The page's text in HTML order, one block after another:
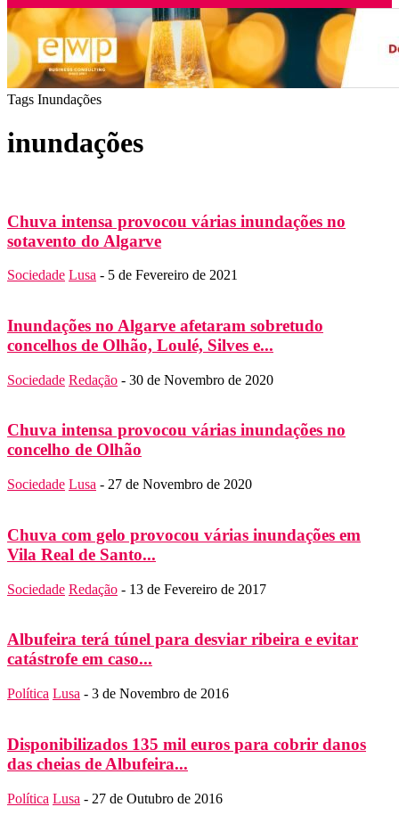
Tags Inundações
inundações
Chuva intensa provocou várias inundações no
sotavento do Algarve
Sociedade Lusa - 5 de Fevereiro de 2021
Inundações no Algarve afetaram sobretudo
concelhos de Olhão, Loulé, Silves e...
Sociedade Redação - 30 de Novembro de 2020
Chuva intensa provocou várias inundações no
concelho de Olhão
Sociedade Lusa - 27 de Novembro de 2020
Chuva com gelo provocou várias inundações em
Vila Real de Santo...
Sociedade Redação - 13 de Fevereiro de 2017
Albufeira terá túnel para desviar ribeira e evitar
catástrofe em caso...
Política Lusa - 3 de Novembro de 2016
Disponibilizados 135 mil euros para cobrir danos
das cheias de Albufeira...
Política Lusa - 27 de Outubro de 2016